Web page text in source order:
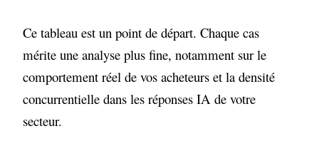
Ce tableau est un point de départ. Chaque cas
mérite une analyse plus fine, notamment sur le
comportement réel de vos acheteurs et la densité
concurrentielle dans les réponses IA de votre
secteur.